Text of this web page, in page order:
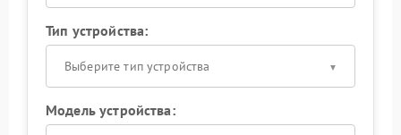
Тип устройства:
Выберите тип устройства
Модель устройства: